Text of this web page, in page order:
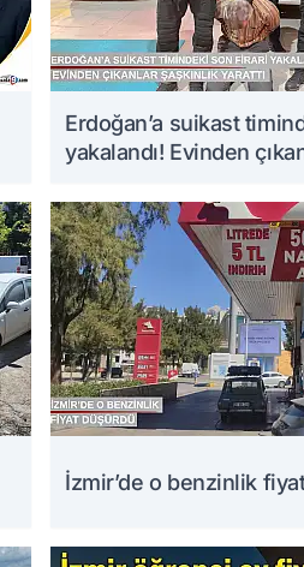
Erdoğan’a suikast
yakalandı! Evinden
İzmir’de o benzinlik